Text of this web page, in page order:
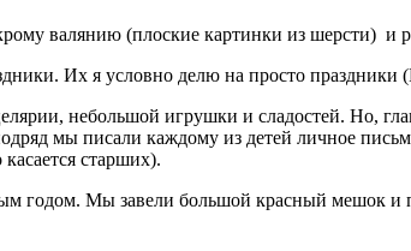
валянию (плоские картинки из шерсти)
Их я условно делю на просто
небольшой игрушки и сладостей. Но,
мы писали каждому из детей личное
старших).
годом. Мы завели большой красный мешок